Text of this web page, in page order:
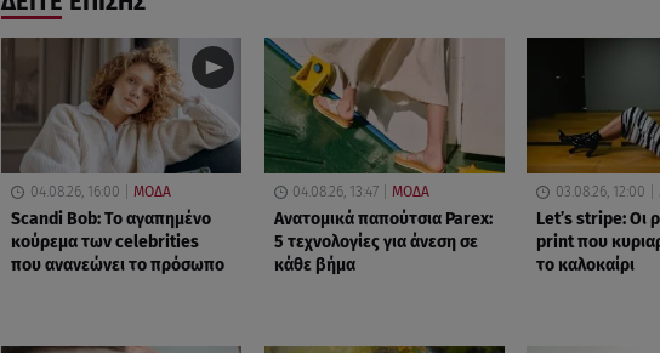
04.08.26, 16:00 ΜΟΔΑ
Scandi Bob: Το αγαπημένο
κούρεμα των celebrities
που ανανεώνει το πρόσωπο
04.08.26, 13:47 ΜΟΔΑ
Ανατομικά παπούτσια Parex:
5 τεχνολογίες για άνεση σε
κάθε βήμα
03.08.26, 12:00
Let’s stripe: Οι
print που
το καλοκαίρι